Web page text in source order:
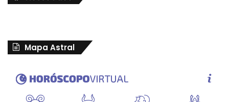
Mapa Astral